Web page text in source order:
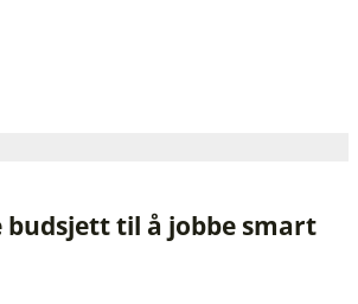
budsjett til å jobbe smart